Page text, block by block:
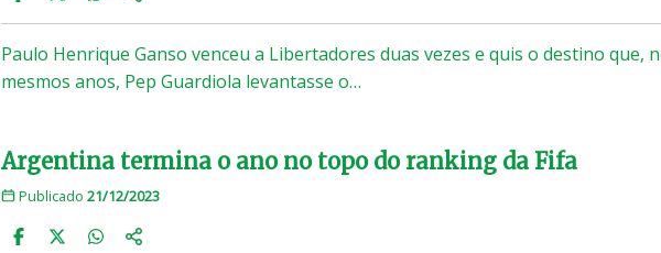
Paulo Henrique Ganso venceu a Libertadores duas vezes e quis o destino que,
mesmos anos, Pep Guardiola levantasse o…
Argentina termina o ano no topo do ranking da Fifa
Publicado 21/12/2023